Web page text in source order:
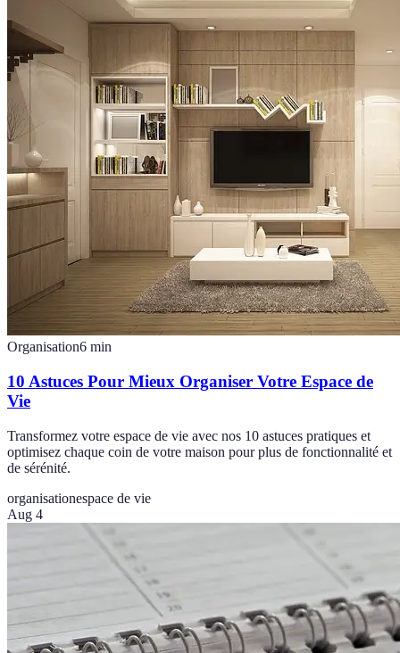
Organisation6 min
10 Astuces Pour Mieux Organiser Votre Espace de
Vie
Transformez votre espace de vie avec nos 10 astuces pratiques et
optimisez chaque coin de votre maison pour plus de fonctionnalité et
de sérénité.
organisationespace de vie
Aug 4